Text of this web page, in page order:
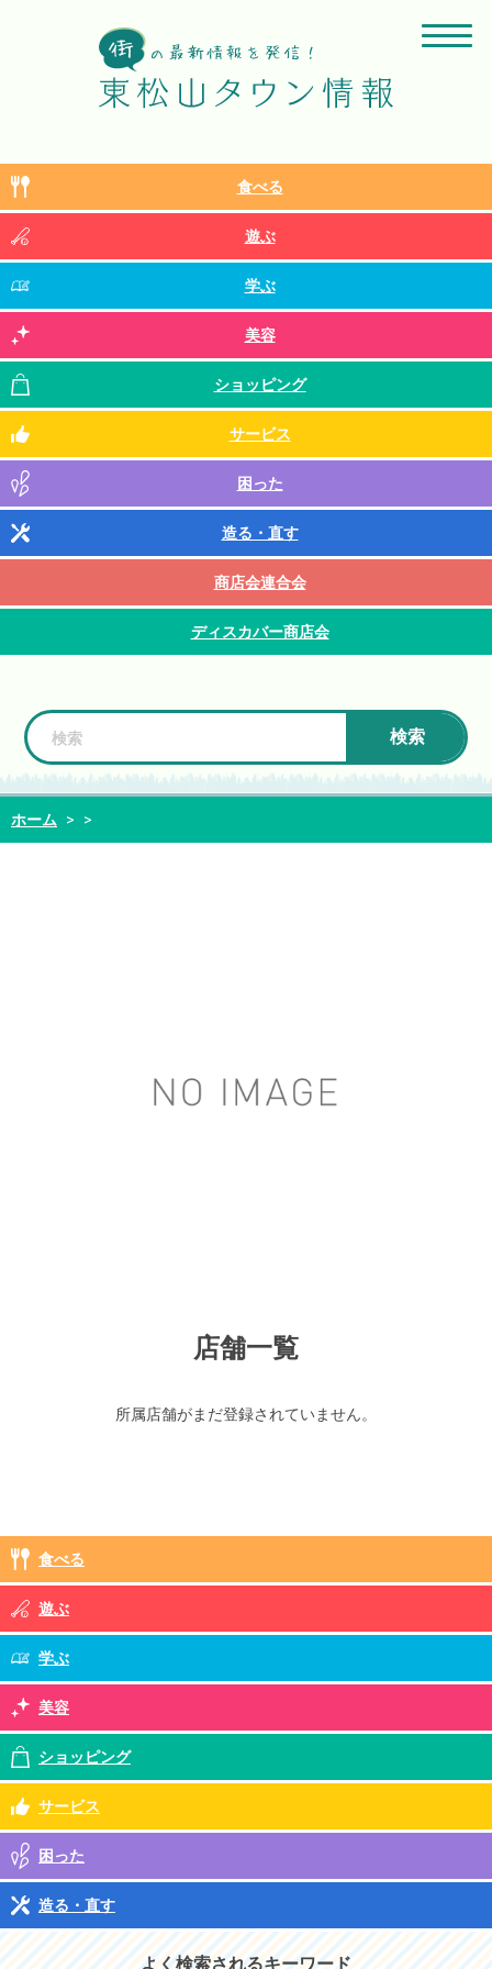
食べる
遊ぶ
学ぶ
美容
ショッピング
サービス
困った
造る・直す
商店会連合会
ディスカバー商店会
検索
ホーム > >
店舗一覧
所属店舗がまだ登録されていません。
食べる
遊ぶ
学ぶ
美容
ショッピング
サービス
困った
造る・直す
よく検索されるキーワード